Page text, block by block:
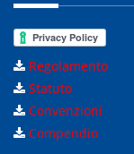
Regolamento
Statuto
Convenzioni
Compendio